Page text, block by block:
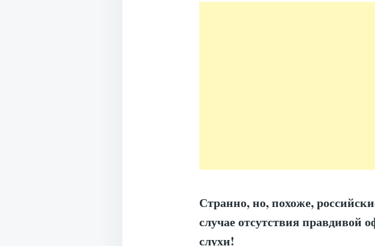
Странно, но, похоже,
случае отсутствия правдивой
слухи!